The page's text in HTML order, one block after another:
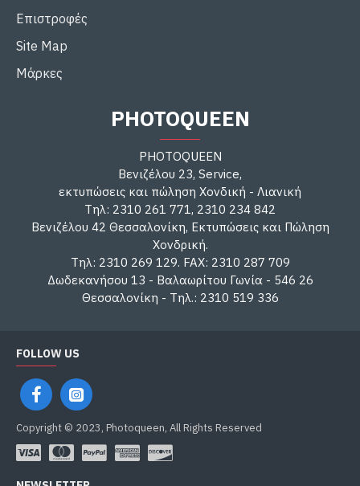
Επιστροφές
Site Map
Μάρκες
PHOTOQUEEN
PHOTOQUEEN
Βενιζέλου 23, Service,
εκτυπώσεις και πώληση Χονδική - Λιανική
Τηλ: 2310 261 771, 2310 234 842
Βενιζέλου 42 Θεσσαλονίκη, Εκτυπώσεις και Πώληση
Χονδρική.
Τηλ: 2310 269 129. FAX: 2310 287 709
Δωδεκανήσου 13 - Βαλαωρίτου Γωνία - 546 26
Θεσσαλονίκη - Τηλ.: 2310 519 336
FOLLOW US
Copyright © 2023, Photoqueen, All Rights Reserved